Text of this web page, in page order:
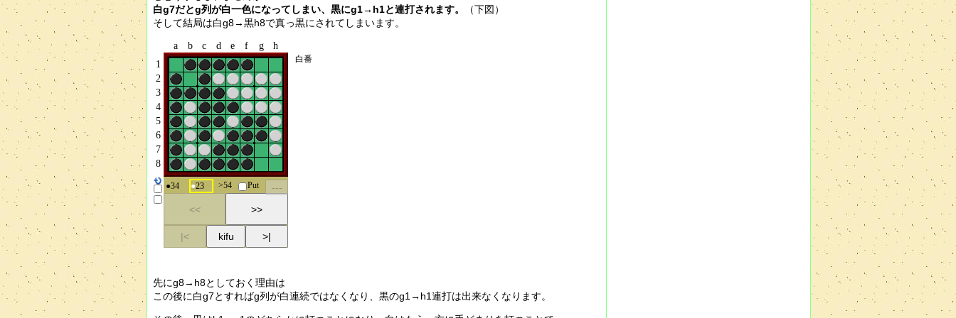
白g7だとg列が白一色になってしまい、黒にg1→h1と連打されます。
（下図）
そして結局は白g8→黒h8で真っ黒にされてしまいます。
先にg8→h8としておく理由は
この後に白g7とすればg列が白連続ではなくなり、黒のg1→h1連打は出来なくなります。